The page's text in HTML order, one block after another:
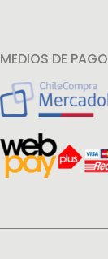
MEDIOS DE PAGO